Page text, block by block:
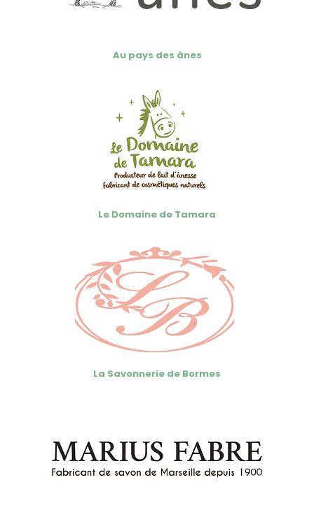
Au pays des ânes
Le Domaine de Tamara
La Savonnerie de Bormes